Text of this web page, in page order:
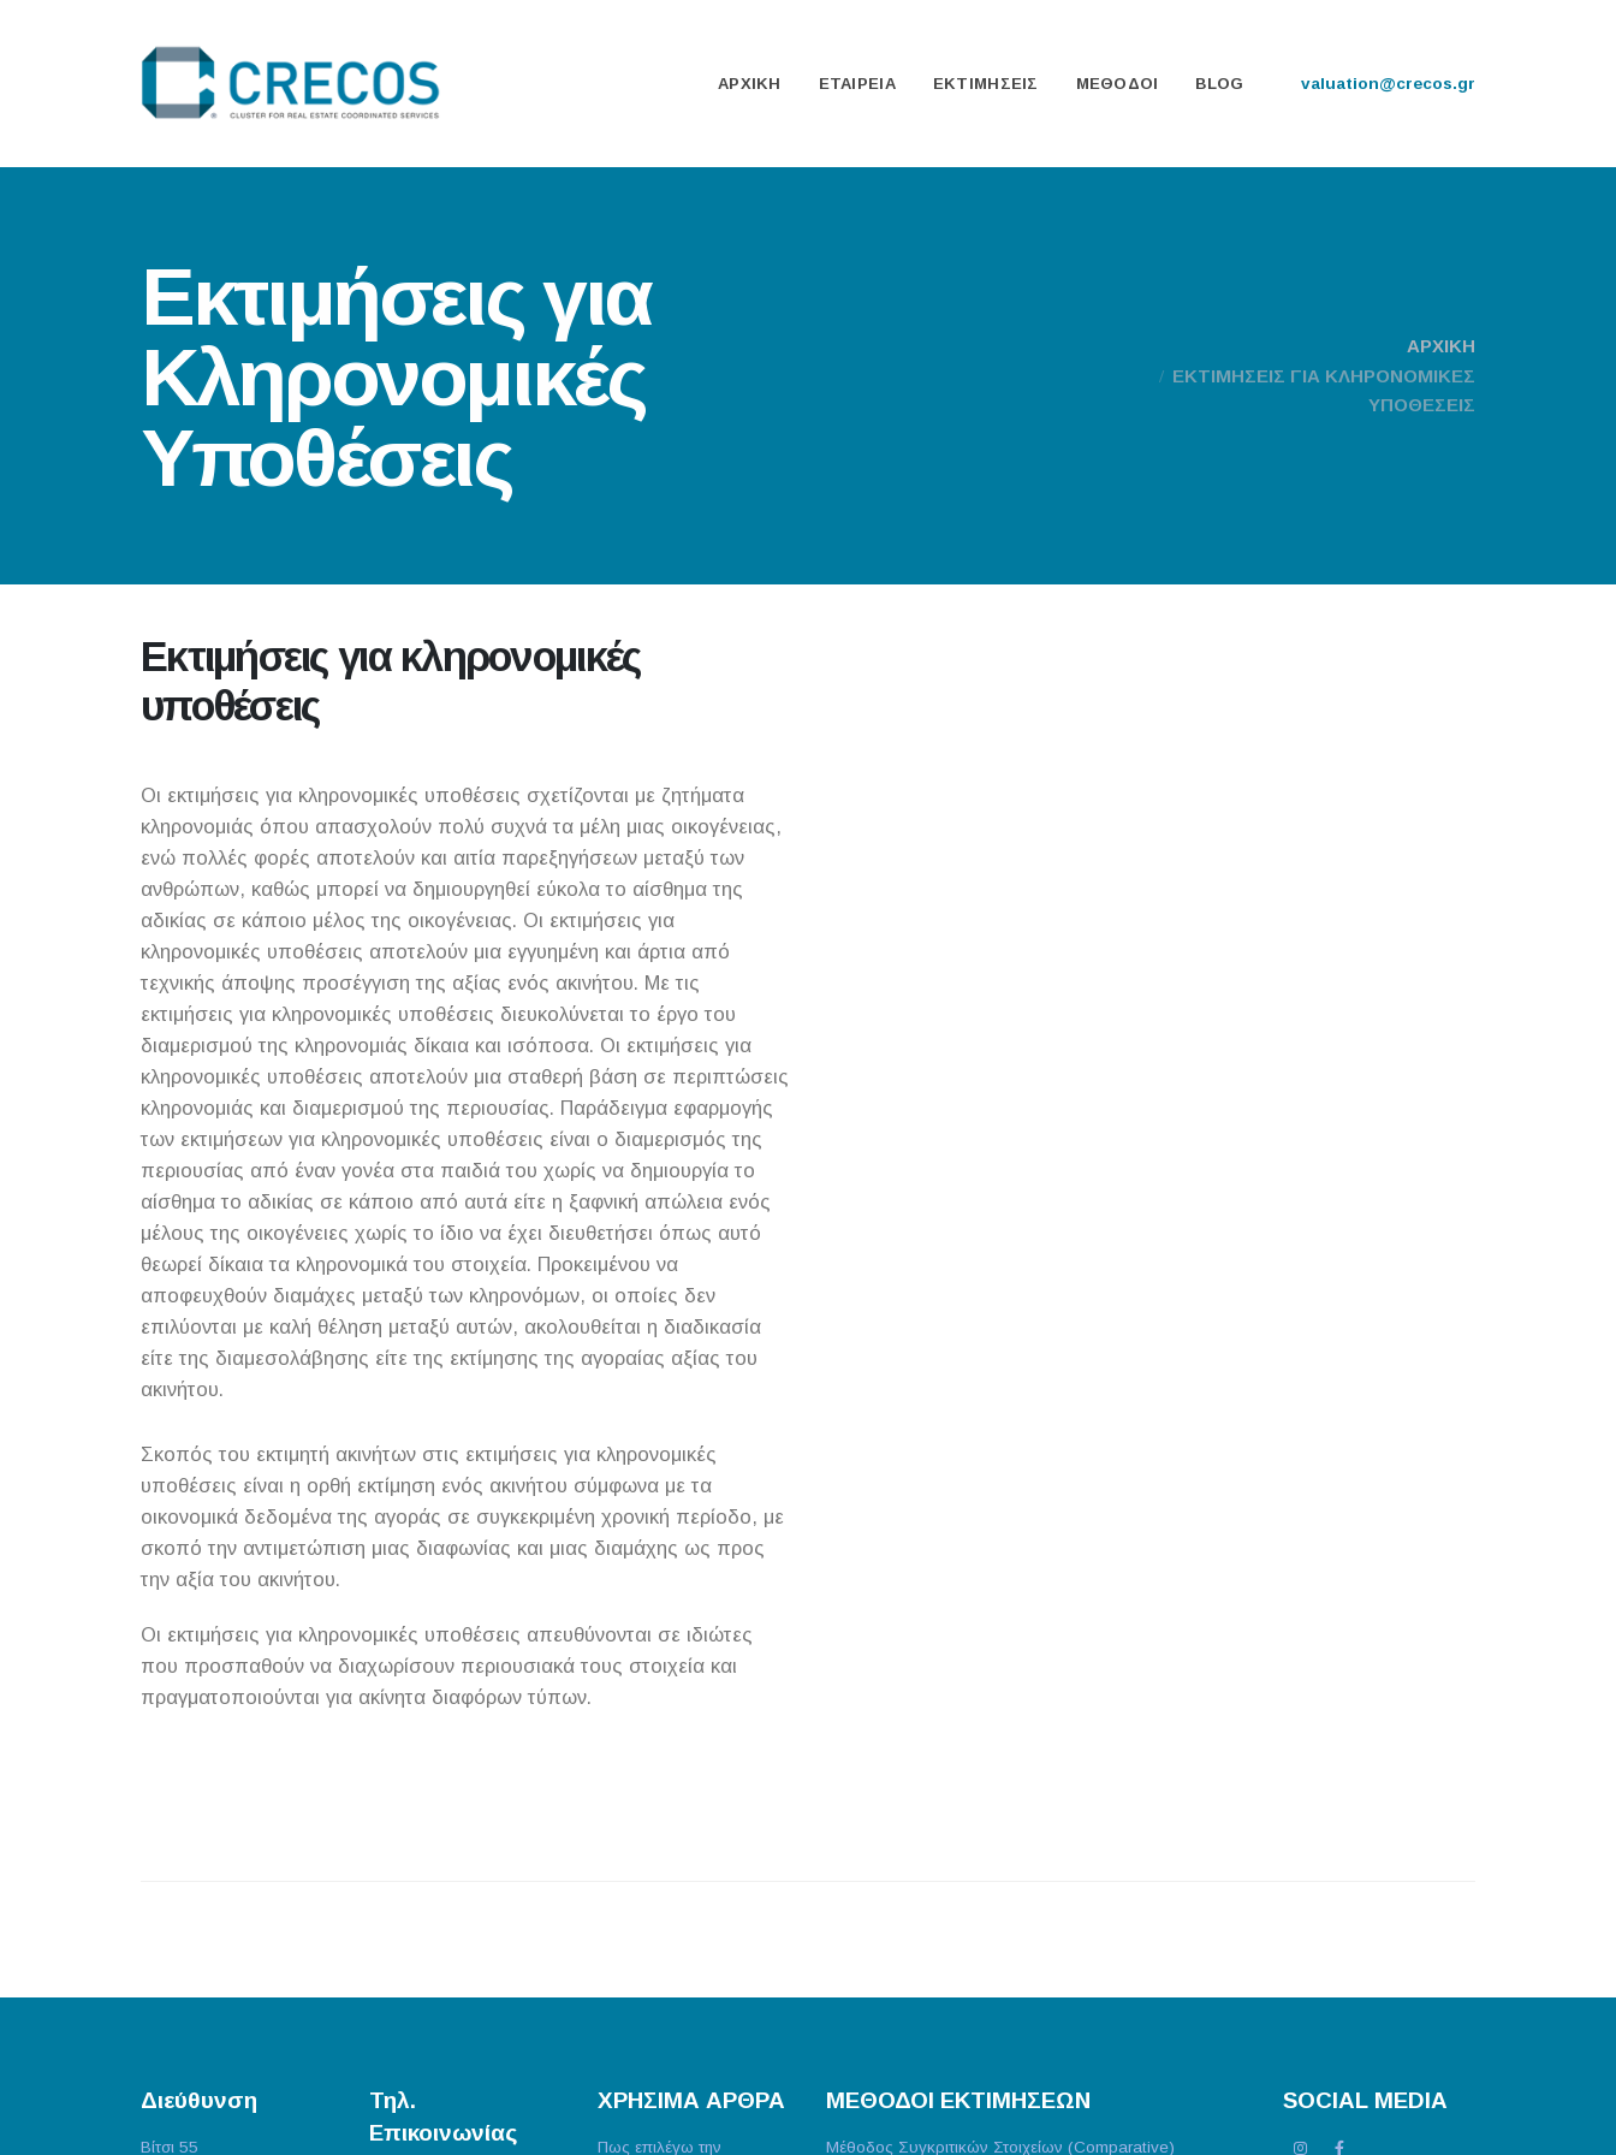
ΑΡΧΙΚΗ ΕΤΑΙΡΕΙΑ ΕΚΤΙΜΗΣΕΙΣ ΜΕΘΟΔΟΙ BLOG valuation@crecos.gr
Εκτιμήσεις για
Κληρονομικές
Υποθέσεις
ΑΡΧΙΚΗ
ΕΚΤΙΜΗΣΕΙΣ ΓΙΑ ΚΛΗΡΟΝΟΜΙΚΕΣ
ΥΠΟΘΕΣΕΙΣ
Εκτιμήσεις για κληρονομικές
υποθέσεις
Οι εκτιμήσεις για κληρονομικές υποθέσεις σχετίζονται με ζητήματα
κληρονομιάς όπου απασχολούν πολύ συχνά τα μέλη μιας οικογένειας,
ενώ πολλές φορές αποτελούν και αιτία παρεξηγήσεων μεταξύ των
ανθρώπων, καθώς μπορεί να δημιουργηθεί εύκολα το αίσθημα της
αδικίας σε κάποιο μέλος της οικογένειας. Οι εκτιμήσεις για
κληρονομικές υποθέσεις αποτελούν μια εγγυημένη και άρτια από
τεχνικής άποψης προσέγγιση της αξίας ενός ακινήτου. Με τις
εκτιμήσεις για κληρονομικές υποθέσεις διευκολύνεται το έργο του
διαμερισμού της κληρονομιάς δίκαια και ισόποσα. Οι εκτιμήσεις για
κληρονομικές υποθέσεις αποτελούν μια σταθερή βάση σε περιπτώσεις
κληρονομιάς και διαμερισμού της περιουσίας. Παράδειγμα εφαρμογής
των εκτιμήσεων για κληρονομικές υποθέσεις είναι ο διαμερισμός της
περιουσίας από έναν γονέα στα παιδιά του χωρίς να δημιουργία το
αίσθημα το αδικίας σε κάποιο από αυτά είτε η ξαφνική απώλεια ενός
μέλους της οικογένειες χωρίς το ίδιο να έχει διευθετήσει όπως αυτό
θεωρεί δίκαια τα κληρονομικά του στοιχεία. Προκειμένου να
αποφευχθούν διαμάχες μεταξύ των κληρονόμων, οι οποίες δεν
επιλύονται με καλή θέληση μεταξύ αυτών, ακολουθείται η διαδικασία
είτε της διαμεσολάβησης είτε της εκτίμησης της αγοραίας αξίας του
ακινήτου.
Σκοπός του εκτιμητή ακινήτων στις εκτιμήσεις για κληρονομικές
υποθέσεις είναι η ορθή εκτίμηση ενός ακινήτου σύμφωνα με τα
οικονομικά δεδομένα της αγοράς σε συγκεκριμένη χρονική περίοδο, με
σκοπό την αντιμετώπιση μιας διαφωνίας και μιας διαμάχης ως προς
την αξία του ακινήτου.
Οι εκτιμήσεις για κληρονομικές υποθέσεις απευθύνονται σε ιδιώτες
που προσπαθούν να διαχωρίσουν περιουσιακά τους στοιχεία και
πραγματοποιούνται για ακίνητα διαφόρων τύπων.
Διεύθυνση
Βίτσι 55
Τηλ.
Επικοινωνίας
ΧΡΗΣΙΜΑ ΑΡΘΡΑ
Πως επιλέγω την
ΜΕΘΟΔΟΙ ΕΚΤΙΜΗΣΕΩΝ
Μέθοδος Συγκριτικών Στοιχείων (Comparative)
SOCIAL MEDIA